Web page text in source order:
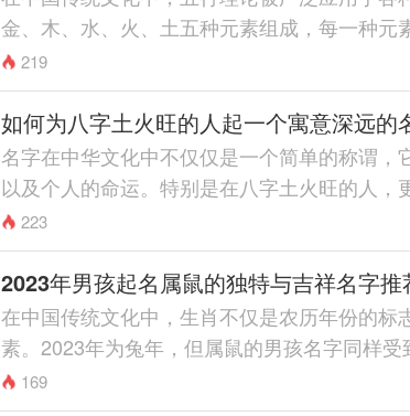
金、木、水、火、土五种元素组成，每一种元
219
如何为八字土火旺的人起一个寓意深远的
名字在中华文化中不仅仅是一个简单的称谓，
以及个人的命运。特别是在八字土火旺的人，
223
2023年男孩起名属鼠的独特与吉祥名字推
在中国传统文化中，生肖不仅是农历年份的标
素。2023年为兔年，但属鼠的男孩名字同样
169